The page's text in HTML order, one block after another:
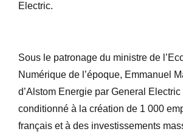
Electric.
Sous le patronage du ministre de
Numérique de l’époque, Emmanuel
d’Alstom Energie par General
conditionné à la création de 1 000
français et à des investissements